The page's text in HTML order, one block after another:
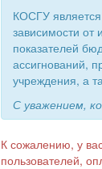
КОСГУ
зависимости от
показателей
ассигнований,
учреждения, а
С уважением,
К сожалению, у
пользователей,